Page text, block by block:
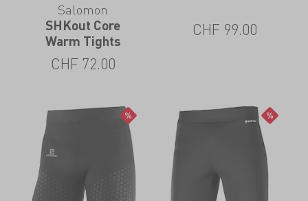
Salomon
SHKout Core
Warm Tights
CHF 72.00
CHF 99.00